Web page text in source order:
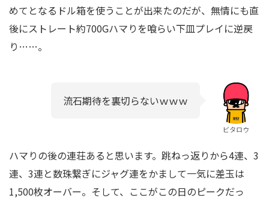
めてとなるドル箱を使うことが出来たのだが、無情にも直
後にストレート約700Gハマりを喰らい下皿プレイに逆戻
り……。
流石期待を裏切らないｗｗｗ
ビタロウ
ハマりの後の連荘あると思います。跳ねっ返りから4連、3
連、3連と数珠繋ぎにジャグ連をかまして一気に差玉は
1,500枚オーバー。そして、ここがこの日のピークだっ